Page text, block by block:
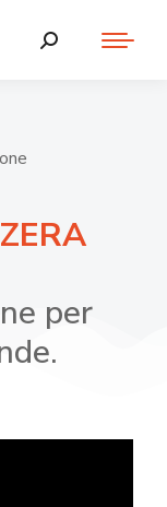
per